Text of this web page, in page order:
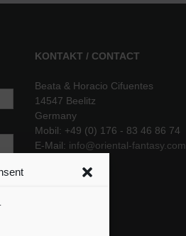
KONTAKT / CONTACT
Beata & Horacio Cifuentes
14547 Beelitz
Germany
Mobil: +49 (0) 176 - 83 46 86 74
E-Mail: info@oriental-fantasy.com